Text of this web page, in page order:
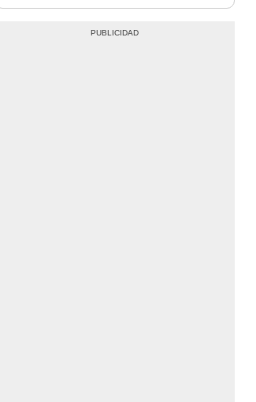
civil en Colombia